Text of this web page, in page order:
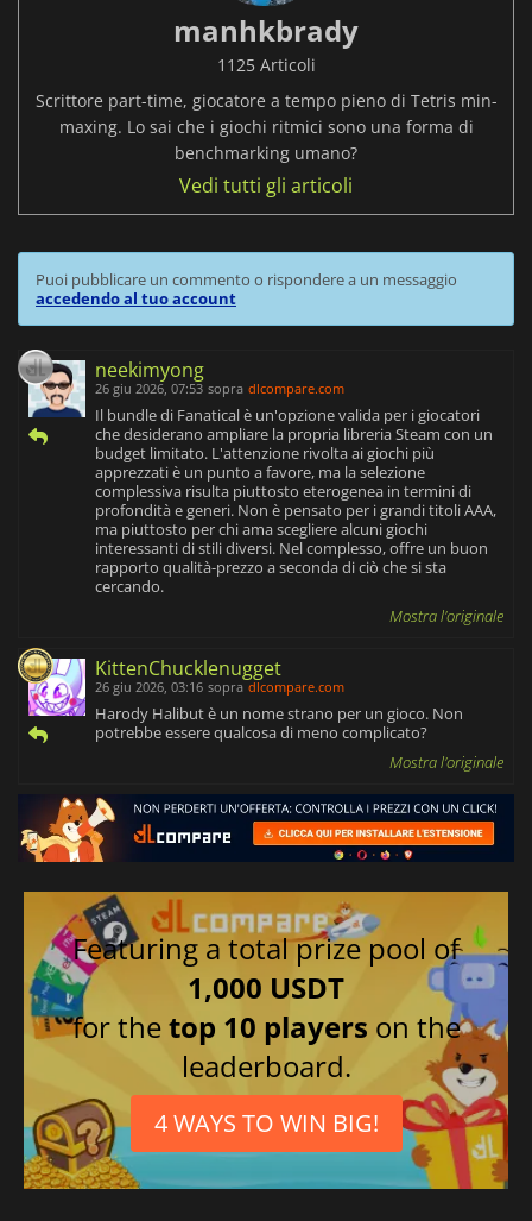
manhkbrady
1125 Articoli
Scrittore part-time, giocatore a tempo pieno di Tetris min-
maxing. Lo sai che i giochi ritmici sono una forma di
benchmarking umano?
Vedi tutti gli articoli
Puoi pubblicare un commento o rispondere a un messaggio
accedendo al tuo account
neekimyong
26 giu 2026, 07:53 sopra dlcompare.com
Il bundle di Fanatical è un'opzione valida per i giocatori
che desiderano ampliare la propria libreria Steam con un
budget limitato. L'attenzione rivolta ai giochi più
apprezzati è un punto a favore, ma la selezione
complessiva risulta piuttosto eterogenea in termini di
profondità e generi. Non è pensato per i grandi titoli AAA,
ma piuttosto per chi ama scegliere alcuni giochi
interessanti di stili diversi. Nel complesso, offre un buon
rapporto qualità-prezzo a seconda di ciò che si sta
cercando.
Mostra l'originale
KittenChucklenugget
26 giu 2026, 03:16 sopra dlcompare.com
Harody Halibut è un nome strano per un gioco. Non
potrebbe essere qualcosa di meno complicato?
Mostra l'originale
Featuring a total prize pool of
1,000 USDT
for thetop 10 players on the
leaderboard.
4 WAYS TO WIN BIG!